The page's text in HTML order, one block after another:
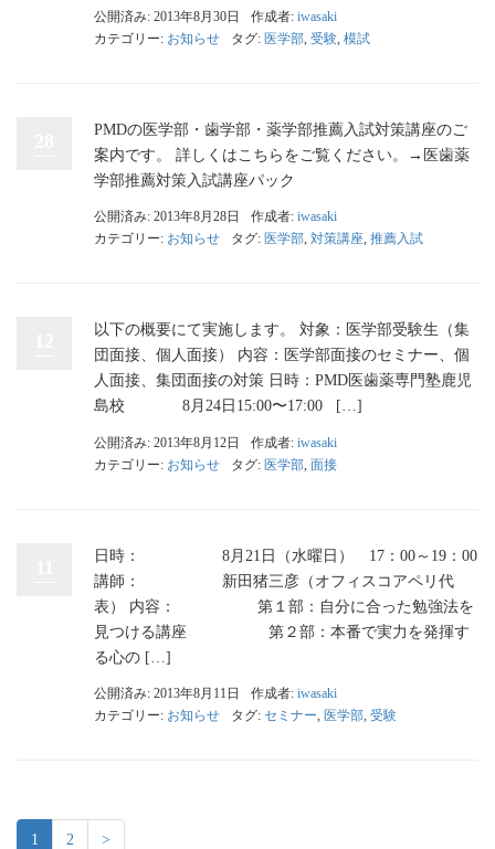
公開済み: 2013年8月30日 作成者: iwasaki
カテゴリー: お知らせ タグ: 医学部 受験 模試
PMDの医学部・歯学部・薬学部推薦入試対策講座のご
案内です。 詳しくはこちらをご覧ください。→医歯薬
学部推薦対策入試講座パック
公開済み: 2013年8月28日 作成者: iwasaki
カテゴリー: お知らせ タグ: 医学部, 対策講座, 推薦入試
以下の概要にて実施します。 対象：医学部受験生（集
団面接、個人面接） 内容：医学部面接のセミナー、個
人面接、集団面接の対策 日時：PMD医歯薬専門塾鹿児
島校 8月24日15:00〜17:00 […]
公開済み: 2013年8月12日 作成者: iwasaki
カテゴリー: お知らせ タグ: 医学部 面接
日時： 8月21日（水曜日） 17：00～19：00
講師： 新田猪三彦（オフィスコアペリ代
表） 内容： 第１部：自分に合った勉強法を
見つける講座 第２部：本番で実力を発揮す
る心の […]
公開済み: 2013年8月11日 作成者: iwasaki
カテゴリー: お知らせ タグ: セミナー, 医学部, 受験
1 2 >